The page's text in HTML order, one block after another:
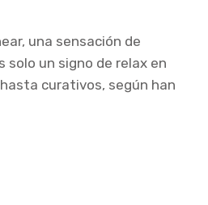
una sensación de
un signo de relax en
curativos, según han